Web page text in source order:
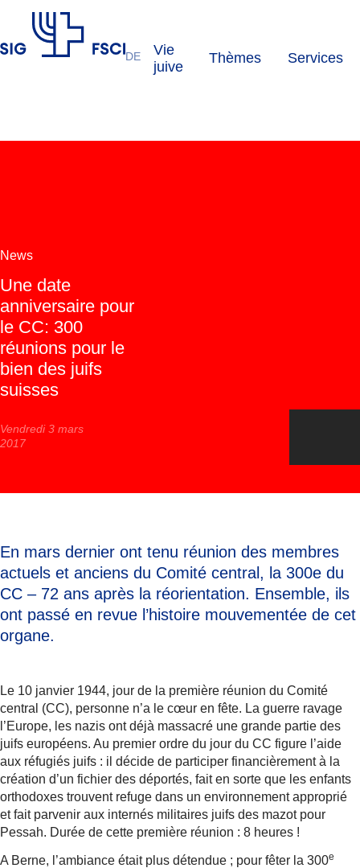
DE
Vie
juive
Thèmes Services
News
Une date
anniversaire pour
le CC: 300
réunions pour le
bien des juifs
suisses
Vendredi 3 mars
2017
En mars dernier ont tenu réunion des membres
actuels et anciens du Comité central, la 300e du
CC – 72 ans après la réorientation. Ensemble, ils
ont passé en revue l’histoire mouvementée de cet
organe.
Le 10 janvier 1944, jour de la première réunion du Comité
central (CC), personne n’a le cœur en fête. La guerre ravage
l’Europe, les nazis ont déjà massacré une grande partie des
juifs européens. Au premier ordre du jour du CC figure l’aide
aux réfugiés juifs : il décide de participer financièrement à la
création d’un fichier des déportés, fait en sorte que les enfants
orthodoxes trouvent refuge dans un environnement approprié
et fait parvenir aux internés militaires juifs des mazot pour
Pessah. Durée de cette première réunion : 8 heures !
A Berne, l’ambiance était plus détendue ; pour fêter la 300e